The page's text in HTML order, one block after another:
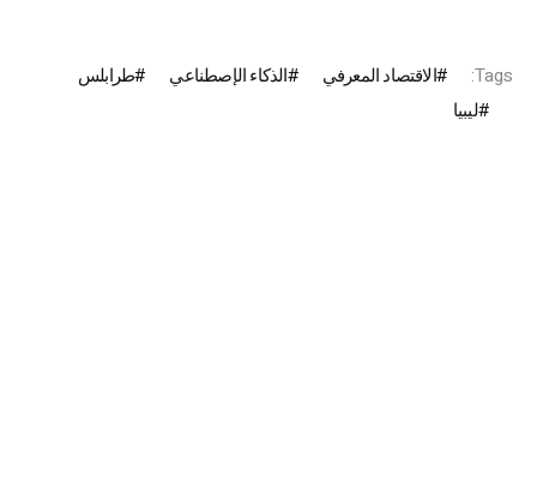
Tags: الاقتصاد المعرفي الذكاء الإصطناعي
طرابلس
ليبيا